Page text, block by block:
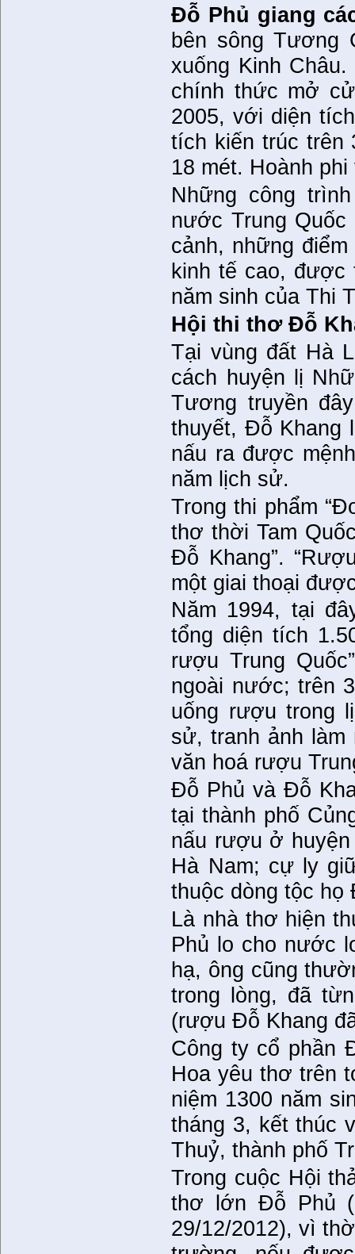
Đỗ Phủ giang
bên sông Tương
xuống Kinh
chính thức mở
2005, với diện
tích kiến trúc trên
18 mét. Hoành
Những công
nước Trung Quốc
cảnh, những
kinh tế cao, được
năm sinh của Thi
Hội thi thơ Đỗ
Tại vùng đất Hà
cách huyện lị
Tương truyền
thuyết, Đỗ Khang
nấu ra được
năm lịch sử.
Trong thi phẩm
thơ thời Tam
Đỗ Khang”.
một giai thoại
Năm 1994, tại
tổng diện tích
rượu Trung
ngoài nước; trên
uống rượu trong
sử, tranh ảnh làm
văn hoá rượu
Đỗ Phủ và Đỗ
tại thành phố
nấu rượu ở
Hà Nam; cự ly
thuộc dòng tộc họ
Là nhà thơ hiện
Phủ lo cho nước
hạ, ông cũng
trong lòng, đã
(rượu Đỗ Khang
Công ty cổ phần
Hoa yêu thơ trên
niệm 1300 năm
tháng 3, kết thúc
Thuỷ, thành phố
Trong cuộc Hội
thơ lớn Đỗ Phủ
29/12/2012), vì